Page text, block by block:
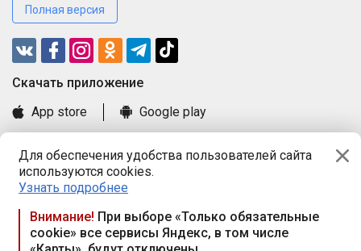
Для обеспечения удобства пользователей сайта
используются cookies.
Узнать подробнее
Внимание! При выборе «Только обязательные
cookie» все сервисы Яндекс, в том числе
Полная версия
Cкачать приложение
App store
Google play
Книга замечаний и предложений
Правила и документы
Praca.by © 2000—2026, ООО «ПРАЦА БАЙ»
Республика Беларусь, 220114, г. Минск, пр-т Независимости
117а, пом. № 9.